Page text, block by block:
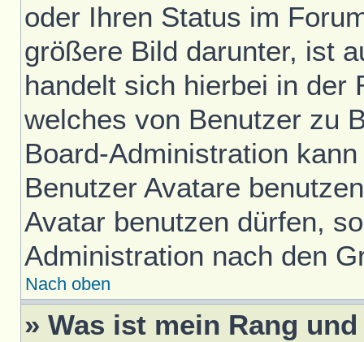
oder Ihren Status im
größere Bild darunter, ist
handelt sich hierbei in der
welches von Benutzer zu
Board-Administration
Benutzer Avatare
Avatar benutzen dürfen,
Administration nach den
Nach oben
» Was ist mein Rang